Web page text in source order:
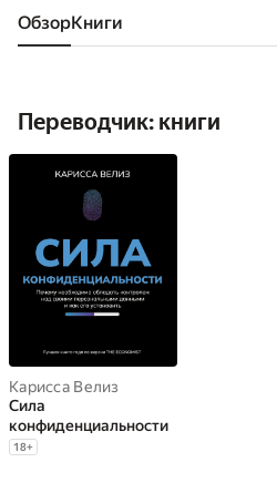
Обзор книги
Переводчик: книги
Карисса Велиз
Сила
конфиденциальности
18+